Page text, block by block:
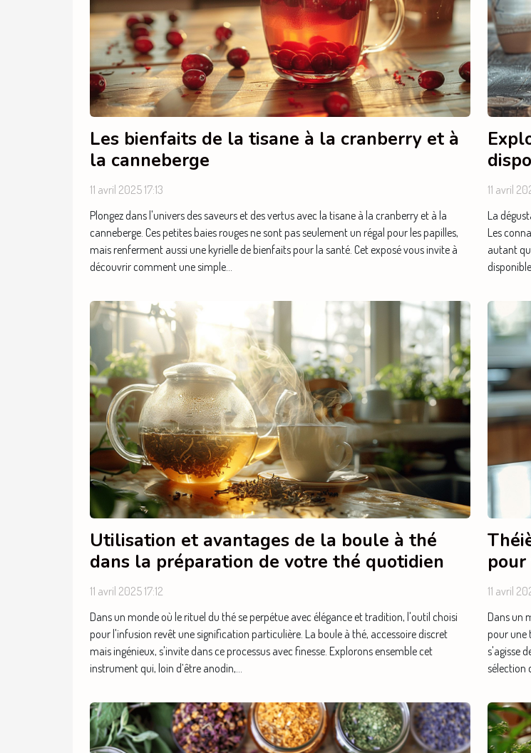
Les bienfaits de la tisane à la cranberry et à
la canneberge
11 avril 2025 17:13
Plongez dans l'univers des saveurs et des vertus avec la tisane à la cranberry et à la
canneberge. Ces petites baies rouges ne sont pas seulement un régal pour les papilles,
mais renferment aussi une kyrielle de bienfaits pour la santé. Cet exposé vous invite à
découvrir comment une simple...
11 avril
La
Les
autant
Utilisation et avantages de la boule à thé
dans la préparation de votre thé quotidien
11 avril 2025 17:12
Dans un monde où le rituel du thé se perpétue avec élégance et tradition, l'outil choisi
pour l'infusion revêt une signification particulière. La boule à thé, accessoire discret
mais ingénieux, s'invite dans ce processus avec finesse. Explorons ensemble cet
instrument qui, loin d’être anodin,...
11 avril
Dans un
pour une
s'agisse
sélection